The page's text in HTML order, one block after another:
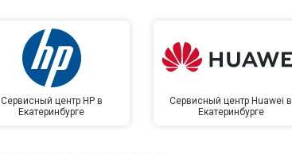
Сервисный центр HP в
Екатеринбурге
Сервисный центр Huawei в
Екатеринбурге